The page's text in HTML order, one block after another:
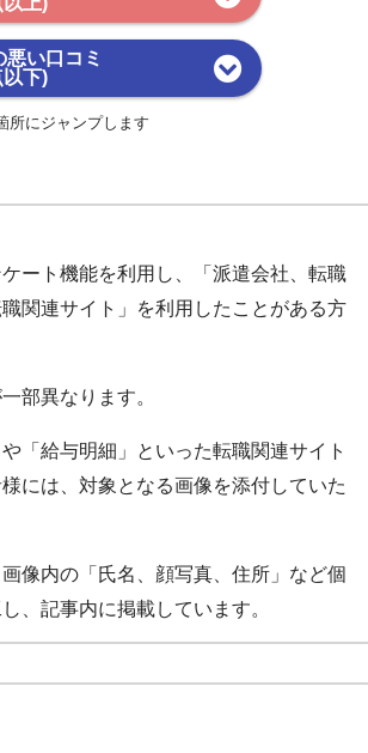
い口コミ
下)
所にジャンプします
ート機能を利用し、「派遣会社、転職
関連サイト」を利用したことがある方
部異なります。
「給与明細」といった転職関連サイト
には、対象となる画像を添付していた
像内の「氏名、顔写真、住所」など個
、記事内に掲載しています。